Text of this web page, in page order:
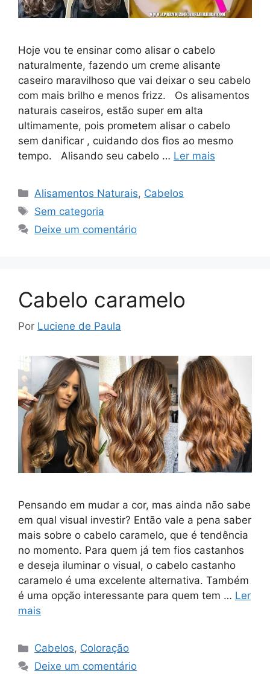
Hoje vou te ensinar como alisar o cabelo
naturalmente, fazendo um creme alisante
caseiro maravilhoso que vai deixar o seu cabelo
com mais brilho e menos frizz. Os alisamentos
naturais caseiros, estão super em alta
ultimamente, pois prometem alisar o cabelo
sem danificar , cuidando dos fios ao mesmo
tempo. Alisando seu cabelo … Ler mais
Categorias
Alisamentos Naturais, Cabelos
Tags
Sem categoria
Deixe um comentário
Cabelo caramelo
Por Luciene de Paula
Pensando em mudar a cor, mas ainda não sabe
em qual visual investir? Então vale a pena saber
mais sobre o cabelo caramelo, que é tendência
no momento. Para quem já tem fios castanhos
e deseja iluminar o visual, o cabelo castanho
caramelo é uma excelente alternativa. Também
é uma opção interessante para quem tem … Ler
mais
Categorias
Cabelos, Coloração
Deixe um comentário